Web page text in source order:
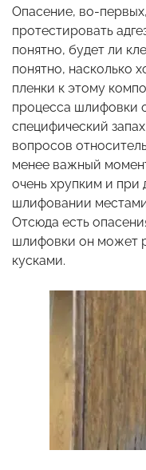
Опасение, во-
протестировать
понятно, будет ли
понятно, насколько
пленки к этому
процесса шлифовки
специфический
вопросов
менее важный
очень хрупким и при
шлифовании
Отсюда есть
шлифовки он может
кусками.